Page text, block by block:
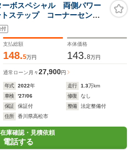
ボスペシャル 両側パワー
ステップ コーナーセンサ
ドライト フォグランプ
トヒーター バックカメ
ール
付
支払総額
148.5万円
本体価格
143.8万円
通常ローン 月々27,900円
年式 2022年 走行 1.3万km
車検
'27/06 修復
なし
保証
保証付 整備
法定整備付
住所
香川県高松市
庫確認・見積依頼
電話する